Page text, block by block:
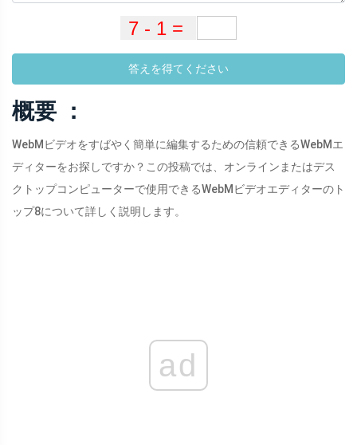
答えを得てください
概要 ：
WebMビデオをすばやく簡単に編集するための信頼できるWebMエ
ディターをお探しですか？この投稿では、オンラインまたはデス
クトップコンピューターで使用できるWebMビデオエディターのト
ップ8について詳しく説明します。
ad